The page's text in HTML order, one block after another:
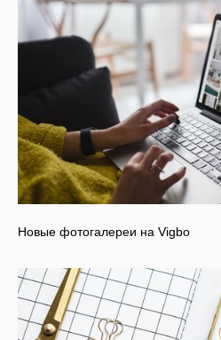
Новые фотогалереи на Vigbo